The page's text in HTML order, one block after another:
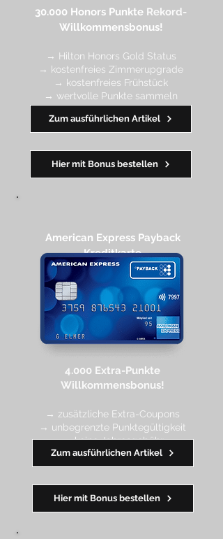
30.000 Honors Punkte Rekord-
Willkommensbonus!
→ Hilton Honors Gold Status
→ kostenfreies Zimmerupgrade
→ kostenfreies Frühstück
→ wertvolle Punkte sammeln
→ Early Check-in + Late Check-out
━━━━━━━
Hier mit Bonus bestellen
Zum ausführlichen Artikel
American Express Payback
Kreditkarte​
4.000 Extra-Punkte
Willkommensbonus!
→ zusätzliche Extra-Coupons
→ unbegrenzte Punktegültigkeit
→ keine Jahresgebühr
━━━━━━━
Hier mit Bonus bestellen
Zum ausführlichen Artikel